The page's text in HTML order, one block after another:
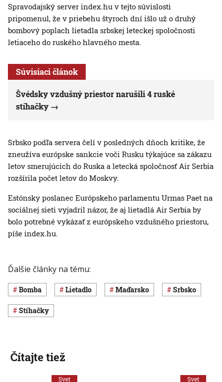
Spravodajský server index.hu v tejto súvislosti
pripomenul, že v priebehu štyroch dní išlo už o druhý
bombový poplach lietadla srbskej leteckej spoločnosti
letiaceho do ruského hlavného mesta.
Súvisiaci článok
Švédsky vzdušný priestor narušili 4 ruské
stíhačky
Srbsko podľa servera čelí v posledných dňoch kritike, že
zneužíva európske sankcie voči Rusku týkajúce sa zákazu
letov smerujúcich do Ruska a letecká spoločnosť Air Serbia
rozšírila počet letov do Moskvy.
Estónsky poslanec Európskeho parlamentu Urmas Paet na
sociálnej sieti vyjadril názor, že aj lietadlá Air Serbia by
bolo potrebné vykázať z európskeho vzdušného priestoru,
píše index.hu.
Ďalšie články na tému:
bomba lietadlo Maďarsko Srbsko
stíhačky
Čítajte tiež
Svet Svet